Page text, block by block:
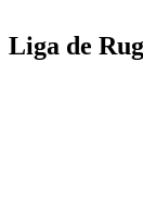
Liga de